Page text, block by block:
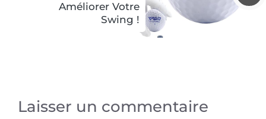
Améliorer Votre
Swing !
Laisser un commentaire